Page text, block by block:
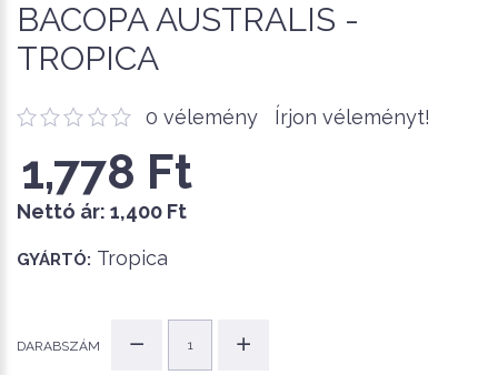
BACOPA AUSTRALIS -
TROPICA
0 vélemény Írjon véleményt!
1,778 Ft
Nettó ár: 1,400 Ft
GYÁRTÓ: Tropica
DARABSZÁM